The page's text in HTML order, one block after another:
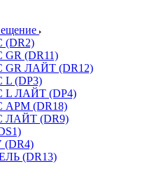
(DR2)
(DR11)
GR ЛАЙТ (DR12)
(DP3)
L ЛАЙТ (DP4)
АРМ (DR18)
ЛАЙТ (DR9)
(DR13)